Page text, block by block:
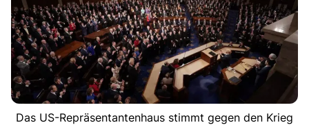
Das US-Repräsentantenhaus stimmt gegen den Krieg